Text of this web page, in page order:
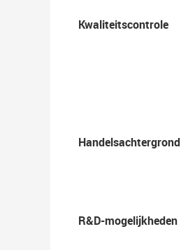
Kwaliteitscontrole
Handelsachtergrond
R&D-mogelijkheden